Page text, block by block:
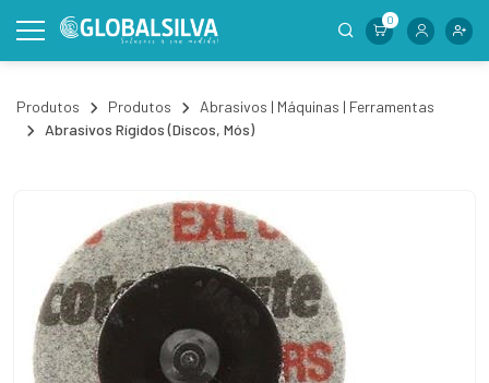
0
Produtos Produtos
Abrasivos | Máquinas | Ferramentas
Abrasivos Rígidos (Discos, Mós)